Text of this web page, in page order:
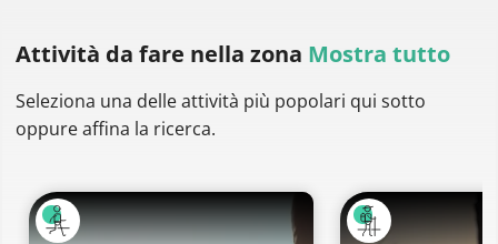
Attività da fare nella zona Mostra tutto
Seleziona una delle attività più popolari qui sotto
oppure affina la ricerca.